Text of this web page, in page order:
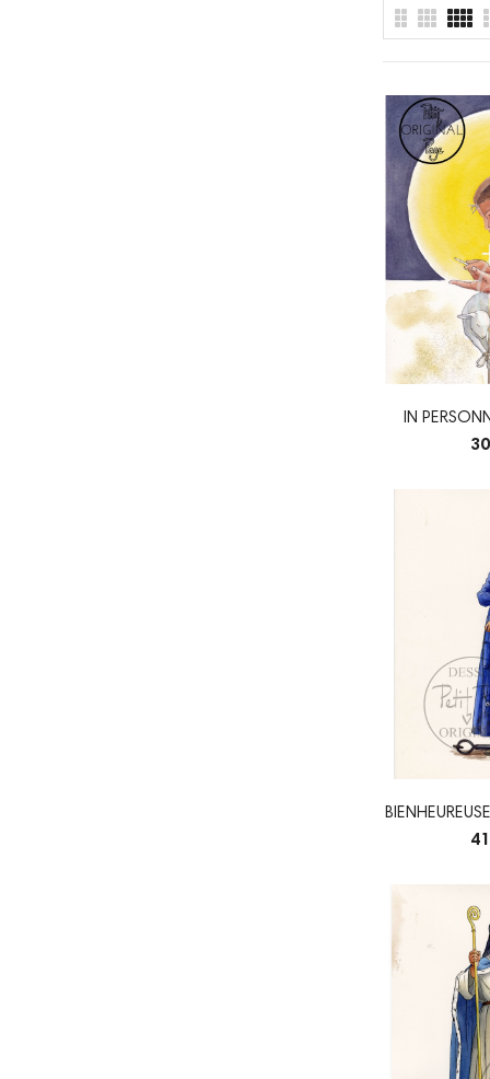
IN
-